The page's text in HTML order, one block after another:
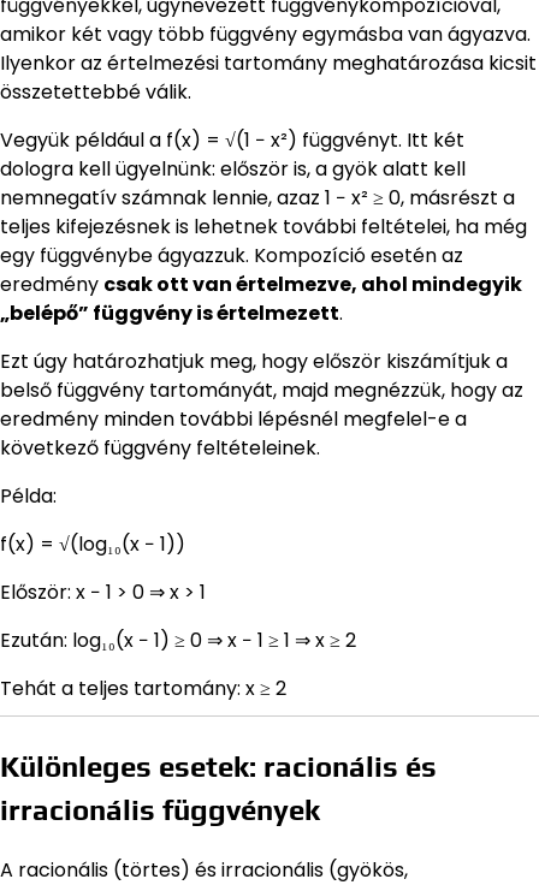
amikor két vagy több függvény egymásba van ágyazva.
Ilyenkor az értelmezési tartomány meghatározása kicsit
összetettebbé válik.
Vegyük például a f(x) = √(1 − x²) függvényt. Itt két
dologra kell ügyelnünk: először is, a gyök alatt kell
nemnegatív számnak lennie, azaz 1 − x² ≥ 0, másrészt a
teljes kifejezésnek is lehetnek további feltételei, ha még
egy függvénybe ágyazzuk. Kompozíció esetén az
eredmény csak ott van értelmezve, ahol mindegyik
„belépő” függvény is értelmezett.
Ezt úgy határozhatjuk meg, hogy először kiszámítjuk a
belső függvény tartományát, majd megnézzük, hogy az
eredmény minden további lépésnél megfelel-e a
következő függvény feltételeinek.
Példa:
f(x) = √(log₁₀(x − 1))
Először: x − 1 > 0 ⇒ x > 1
Ezután: log₁₀(x − 1) ≥ 0 ⇒ x − 1 ≥ 1 ⇒ x ≥ 2
Tehát a teljes tartomány: x ≥ 2
Különleges esetek: racionális és
irracionális függvények
A racionális (törtes) és irracionális (gyökös,